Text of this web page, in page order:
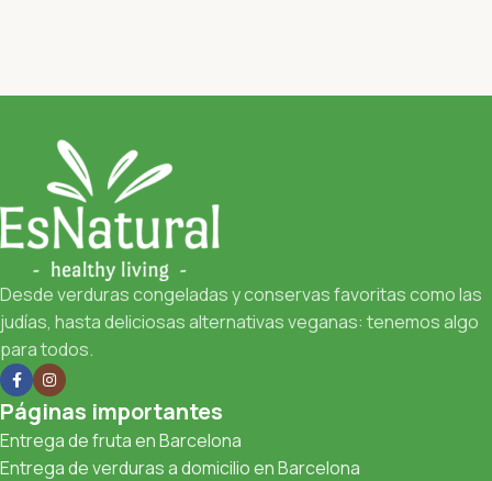
Desde verduras congeladas y conservas favoritas como las
judías, hasta deliciosas alternativas veganas: tenemos algo
para todos.
Páginas importantes
Entrega de fruta en Barcelona
Entrega de verduras a domicilio en Barcelona